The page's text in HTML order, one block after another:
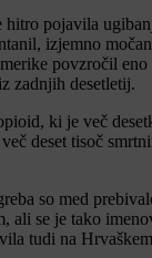
hitro pojavila
izjemno
povzročil eno
zadnjih desetletij.
ki je več
deset tisoč
so med
ali se je tako
tudi na